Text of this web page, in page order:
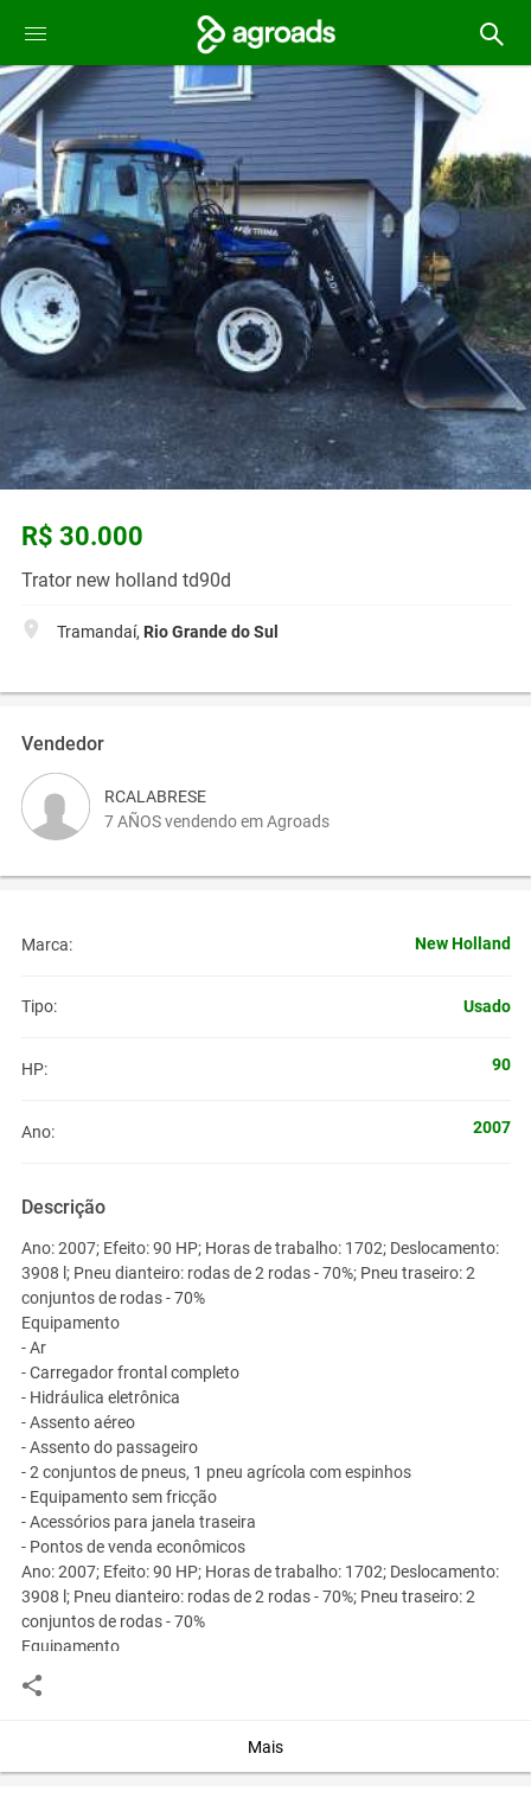
R$ 30.000
Trator new holland td90d
Tramandaí, Rio Grande do Sul
Vendedor
RCALABRESE
7 AÑOS vendendo em Agroads
Marca: New Holland
Tipo: Usado
HP: 90
Ano: 2007
Descrição
Ano: 2007; Efeito: 90 HP; Horas de trabalho: 1702; Deslocamento:
3908 l; Pneu dianteiro: rodas de 2 rodas - 70%; Pneu traseiro: 2
conjuntos de rodas - 70%
Equipamento
- Ar
- Carregador frontal completo
- Hidráulica eletrônica
- Assento aéreo
- Assento do passageiro
- 2 conjuntos de pneus, 1 pneu agrícola com espinhos
- Equipamento sem fricção
- Acessórios para janela traseira
- Pontos de venda econômicos
Ano: 2007; Efeito: 90 HP; Horas de trabalho: 1702; Deslocamento:
3908 l; Pneu dianteiro: rodas de 2 rodas - 70%; Pneu traseiro: 2
conjuntos de rodas - 70%
Equipamento
- Ar- Carregador frontal completo- Hidráulica eletrônica- Assento
aéreo- Assento do passageiro- 2 conjuntos de pneus, 1 pneu
janela traseira- Pontos de venda econômicos
Mais